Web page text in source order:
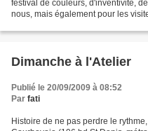
festival de couleurs, d'inventivité,
nous, mais également pour les
Dimanche à l'Atelier
Publié le 20/09/2009 à 08:52
Par fati
Histoire de ne pas perdre le